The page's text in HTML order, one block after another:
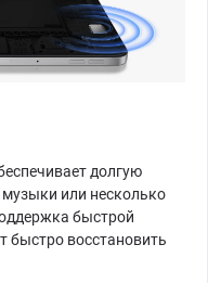
долгую
или несколько
быстрой
быстро восстановить